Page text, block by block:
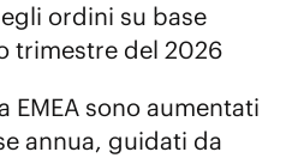
ordini su base
trimestre del 2026
EMEA sono aumentati
annua, guidati da